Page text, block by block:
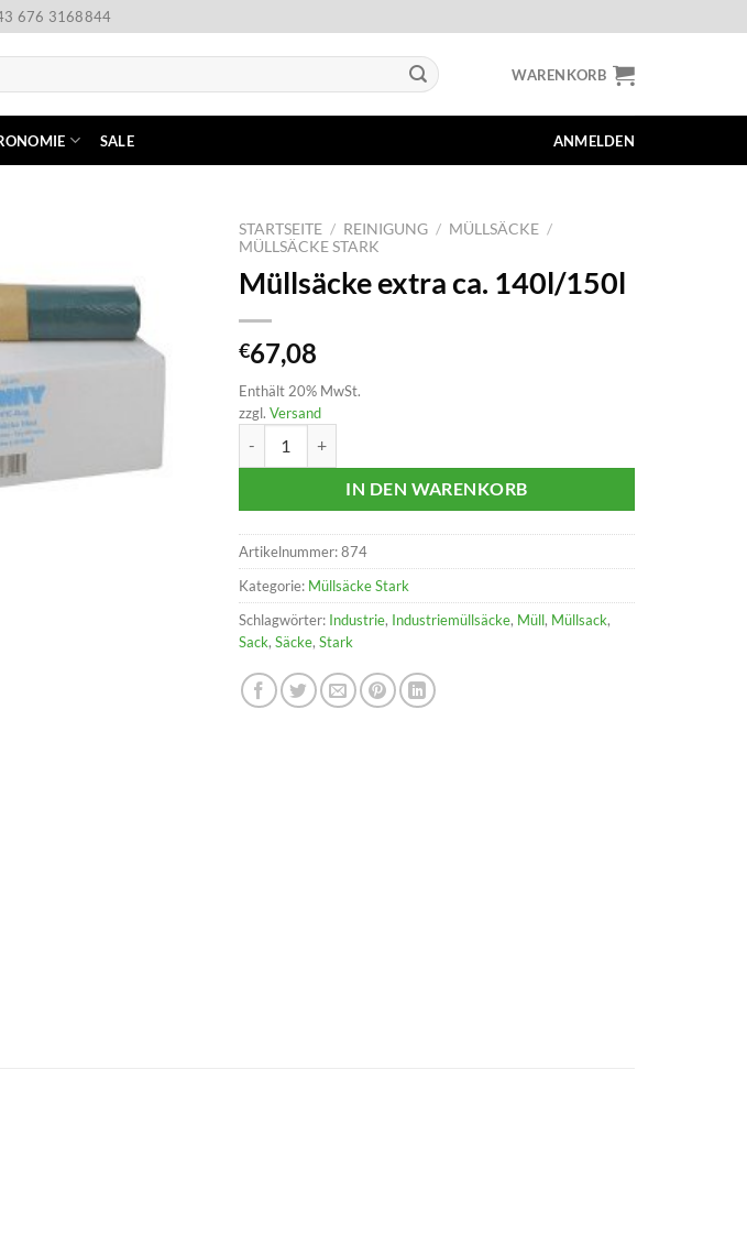
676 3168844
WARENKORB
SALE ANMELDEN
STARTSEITE / REINIGUNG / MÜLLSÄCKE /
MÜLLSÄCKE STARK
Müllsäcke extra ca. 140l/150l
€67,08
Enthält 20% MwSt.
zzgl. Versand
IN DEN WARENKORB
Artikelnummer:874
Kategorie: Müllsäcke Stark
Schlagwörter: Industrie, Industriemüllsäcke, Müll, Müllsack,
Sack, Säcke, Stark